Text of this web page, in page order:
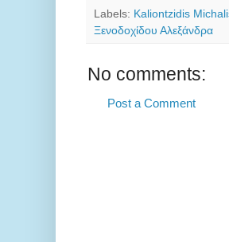
Labels: Kaliontzidis
Ξενοδοχίδου Αλεξάνδρα
No comments:
Post a Comment